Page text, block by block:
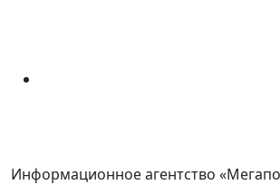
Информационное агентство